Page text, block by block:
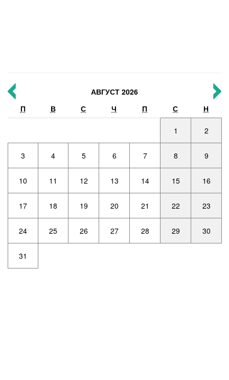
АВГУСТ 2026
П
В С Ч П С Н
1 2
3 4 5 6 7 8 9
10 11 12 13 14 15 16
17 18 19 20 21 22 23
24 25 26 27 28 29 30
31